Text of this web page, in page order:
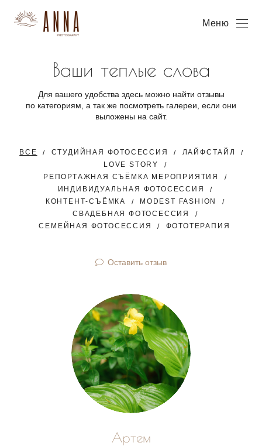
Меню
Ваши теплые слова
Для вашего удобства здесь можно найти отзывы
по категориям, а так же посмотреть галереи, если они
выложены на сайт.
ВСЕ СТУДИЙНАЯ ФОТОСЕССИЯ
ЛАЙФСТАЙЛ
LOVE STORY
РЕПОРТАЖНАЯ СЪЁМКА МЕРОПРИЯТИЯ
ИНДИВИДУАЛЬНАЯ ФОТОСЕССИЯ
КОНТЕНТ-СЪЁМКА
MODEST FASHION
СВАДЕБНАЯ ФОТОСЕССИЯ
СЕМЕЙНАЯ ФОТОСЕССИЯ
ФОТОТЕРАПИЯ
Оставить отзыв
Артем